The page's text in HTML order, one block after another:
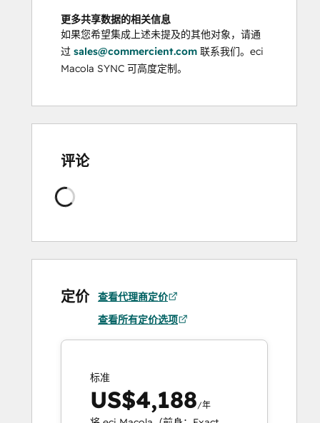
更多共享数据的相关信息
如果您希望集成上述未提及的其他对象，请通
过 sales@commercient.com 联系我们。eci
Macola SYNC 可高度定制。
评论
正
载
定价
查看代理商定价
查看所有定价选项
标准
US$4,188/年